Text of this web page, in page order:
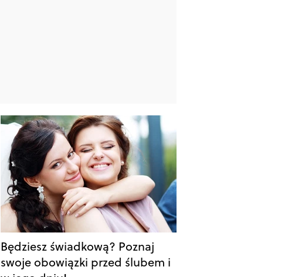
Będziesz świadkową? Poznaj
swoje obowiązki przed ślubem i